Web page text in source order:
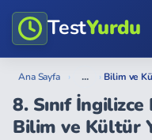
TestYurdu
Ana Sayfa › ... › Bilim ve
8. Sınıf
Bilim ve Kültür